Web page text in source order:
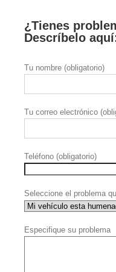
¿Tienes
Descríbelo
Tu nombre (obligatorio)
Tu correo electrónico
Teléfono (obligatorio)
Seleccione el problema
Especifique su problema